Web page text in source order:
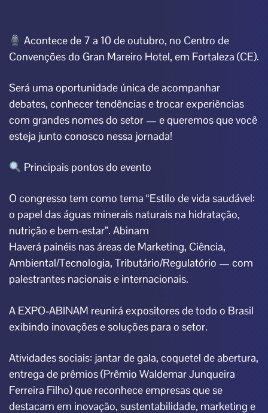
Acontece de 7 a 10 de outubro, no Centro de
Convenções do Gran Mareiro Hotel, em Fortaleza (CE).
Será uma oportunidade única de acompanhar
debates, conhecer tendências e trocar experiências
com grandes nomes do setor — e queremos que você
esteja junto conosco nessa jornada!
Principais pontos do evento
O congresso tem como tema “Estilo de vida saudável:
o papel das águas minerais naturais na hidratação,
nutrição e bem-estar”. Abinam
Haverá painéis nas áreas de Marketing, Ciência,
Ambiental/Tecnologia, Tributário/Regulatório — com
palestrantes nacionais e internacionais.
A EXPO-ABINAM reunirá expositores de todo o Brasil
exibindo inovações e soluções para o setor.
Atividades sociais: jantar de gala, coquetel de abertura,
entrega de prêmios (Prêmio Waldemar Junqueira
Ferreira Filho) que reconhece empresas que se
destacam em inovação, sustentabilidade, marketing e